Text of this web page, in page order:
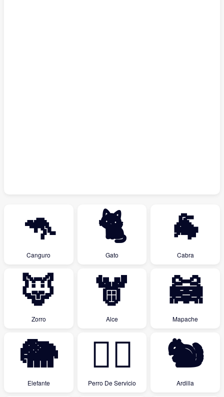
🦘
Canguro
🐈
Gato
🐐
Cabra
🦊
Zorro
🫎
Alce
🦝
Mapache
🐘
Elefante
🐕‍🦺
Perro De Servicio
🐿
Ardilla